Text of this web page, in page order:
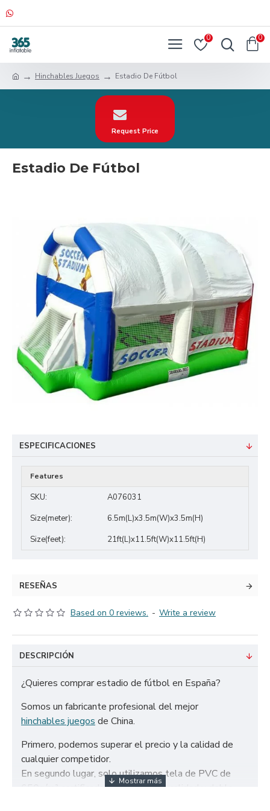
0 0
Hinchables Juegos Estadio De Fútbol
Request Price
Estadio De Fútbol
ESPECIFICACIONES
Features
SKU:
A076031
Size(meter):
6.5m(L)x3.5m(W)x3.5m(H)
Size(feet):
21ft(L)x11.5ft(W)x11.5ft(H)
RESEÑAS
Based on 0 reviews. - Write a review
DESCRIPCIÓN
¿Quieres comprar estadio de fútbol en España?
Somos un fabricante profesional del mejor
hinchables juegos de China.
Primero, podemos superar el precio y la calidad de
cualquier competidor.
En segundo lugar, solo utilizamos tela de PVC de
650g/m² certificada de la más alta calidad y doble